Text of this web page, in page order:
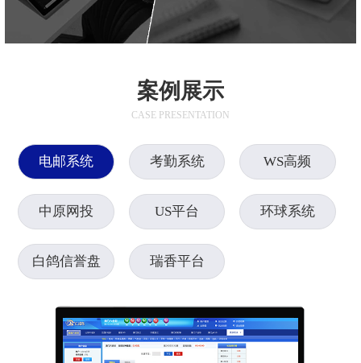
案例展示
CASE PRESENTATION
电邮系统 考勤系统 WS高频
中原网投 US平台 环球系统
白鸽信誉盘 瑞香平台